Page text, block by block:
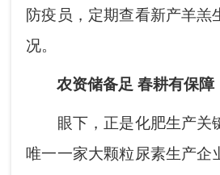
防疫员，定期查看新产羊羔
况。
农资储备足 春耕有保障
眼下，正是化肥生产关
唯一一家大颗粒尿素生产